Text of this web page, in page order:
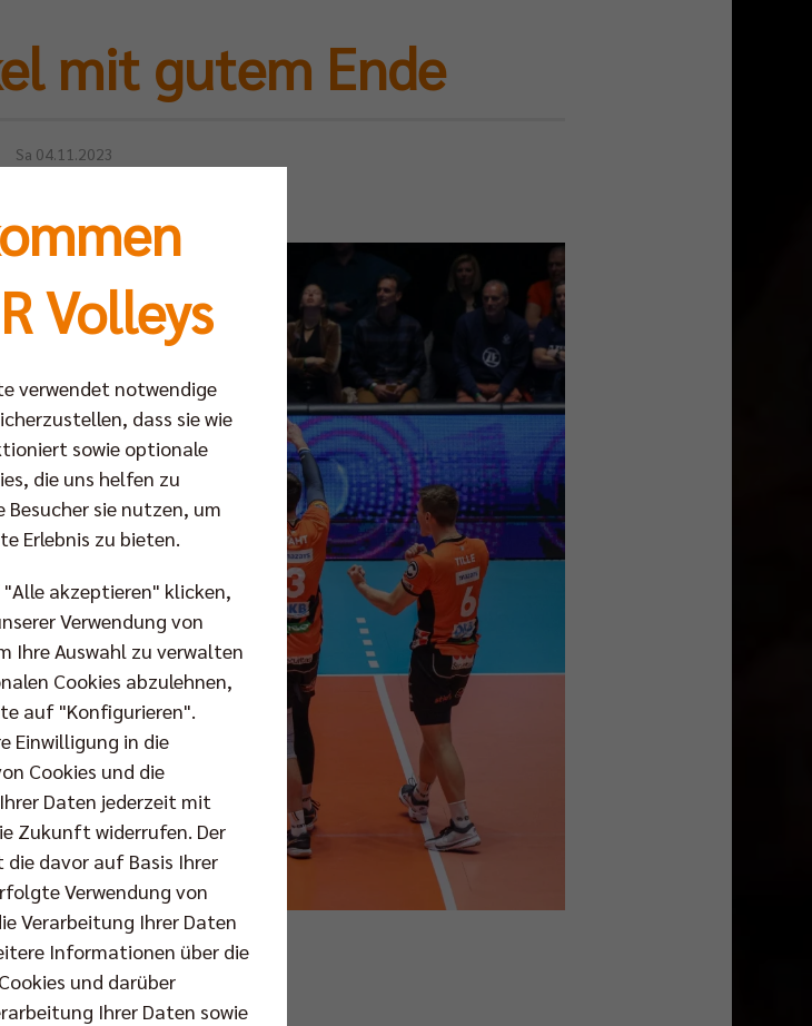
mit gutem Ende
Sa 04.11.2023
Foto: Günter Kram
Volleys
verwendet notwendige
dass sie wie
sowie optionale
die uns helfen zu
Besucher sie nutzen, um
Erlebnis zu bieten.
"Alle akzeptieren" klicken,
Verwendung von
Ihre Auswahl zu verwalten
Cookies abzulehnen,
auf "Konfigurieren".
Einwilligung in die
Cookies und die
Daten jederzeit mit
Zukunft widerrufen. Der
davor auf Basis Ihrer
Verwendung von
Verarbeitung Ihrer Daten
Informationen über die
und darüber
Ihrer Daten sowie